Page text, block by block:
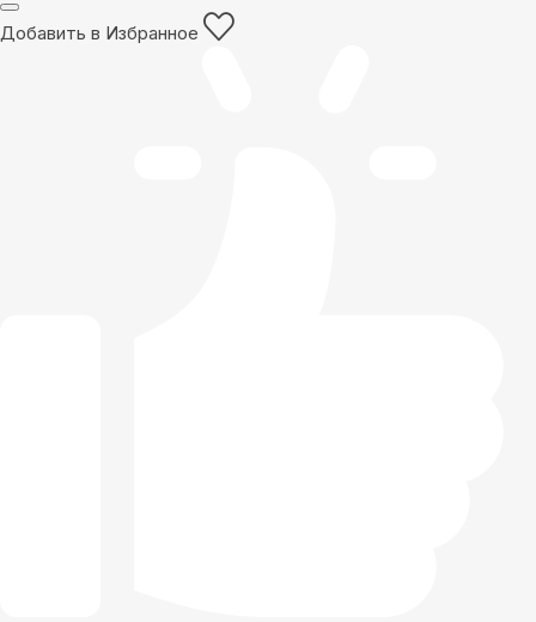
Добавить в Избранное